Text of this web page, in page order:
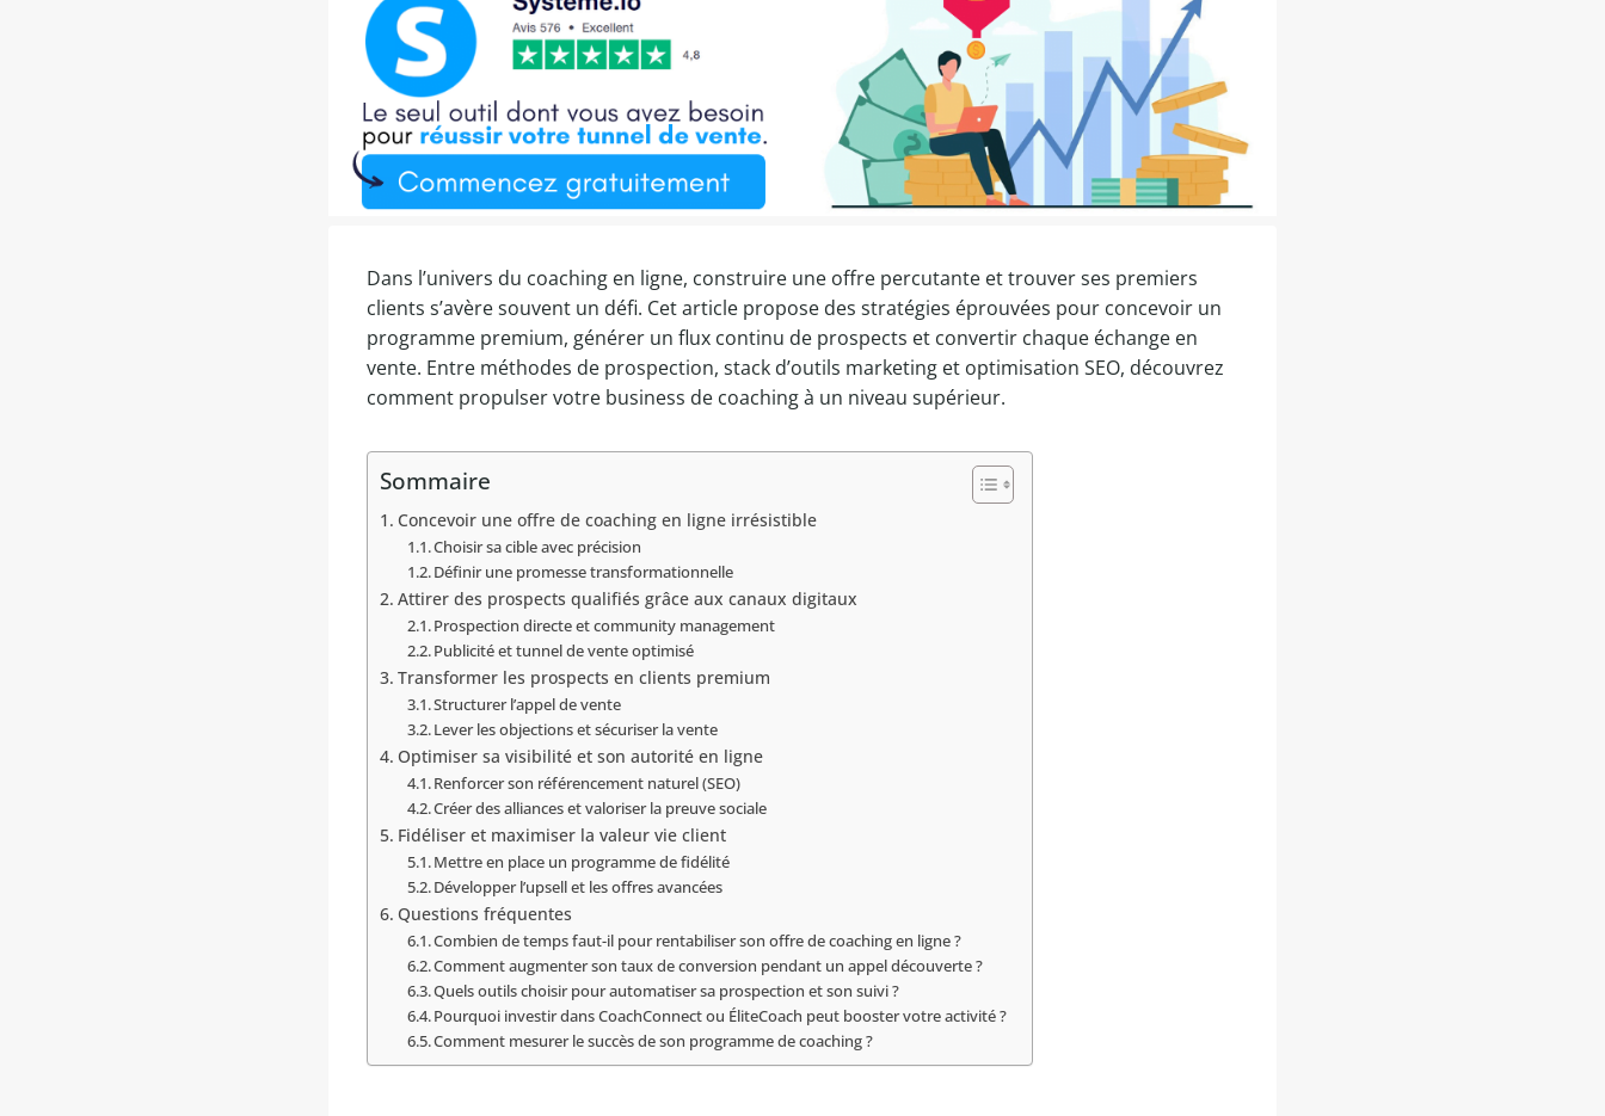
Dans l’univers du coaching en ligne, construire une offre percutante et trouver ses premiers
clients s’avère souvent un défi. Cet article propose des stratégies éprouvées pour concevoir un
programme premium, générer un flux continu de prospects et convertir chaque échange en
vente. Entre méthodes de prospection, stack d’outils marketing et optimisation SEO, découvrez
comment propulser votre business de coaching à un niveau supérieur.
Sommaire
Concevoir une offre de coaching en ligne irrésistible
Choisir sa cible avec précision
Définir une promesse transformationnelle
Attirer des prospects qualifiés grâce aux canaux digitaux
Prospection directe et community management
Publicité et tunnel de vente optimisé
Transformer les prospects en clients premium
Structurer l’appel de vente
Lever les objections et sécuriser la vente
Optimiser sa visibilité et son autorité en ligne
Renforcer son référencement naturel (SEO)
Créer des alliances et valoriser la preuve sociale
Fidéliser et maximiser la valeur vie client
Mettre en place un programme de fidélité
Développer l’upsell et les offres avancées
Questions fréquentes
Combien de temps faut-il pour rentabiliser son offre de coaching en ligne ?
Comment augmenter son taux de conversion pendant un appel découverte ?
Quels outils choisir pour automatiser sa prospection et son suivi ?
Pourquoi investir dans CoachConnect ou ÉliteCoach peut booster votre activité ?
Comment mesurer le succès de son programme de coaching ?